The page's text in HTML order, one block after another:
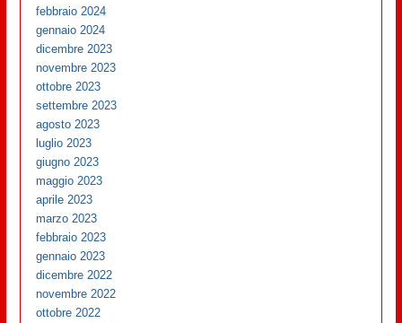
febbraio 2024
gennaio 2024
dicembre 2023
novembre 2023
ottobre 2023
settembre 2023
agosto 2023
luglio 2023
giugno 2023
maggio 2023
aprile 2023
marzo 2023
febbraio 2023
gennaio 2023
dicembre 2022
novembre 2022
ottobre 2022